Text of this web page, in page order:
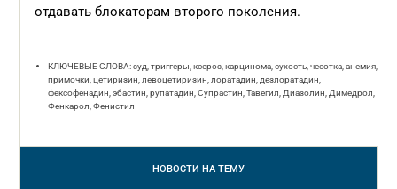
отдавать блокаторам второго поколения.
КЛЮЧЕВЫЕ СЛОВА: зуд, триггеры, ксероз, карцинома, сухость, чесотка, анемия,
примочки, цетиризин, левоцетиризин, лоратадин, дезлоратадин,
фексофенадин, эбастин, рупатадин, Супрастин, Тавегил, Диазолин, Димедрол,
Фенкарол, Фенистил
НОВОСТИ НА ТЕМУ